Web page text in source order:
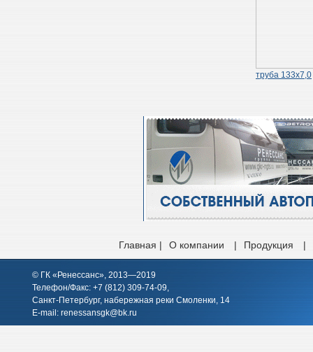
труба 133х7,0
Главная | О компании | Продукция |
© ГК «Ренессанс», 2013—2019
Телефон/Факс: +7 (812) 309-74-09,
Санкт-Петербург, набережная реки Смоленки, 14
E-mail: renessansgk@bk.ru